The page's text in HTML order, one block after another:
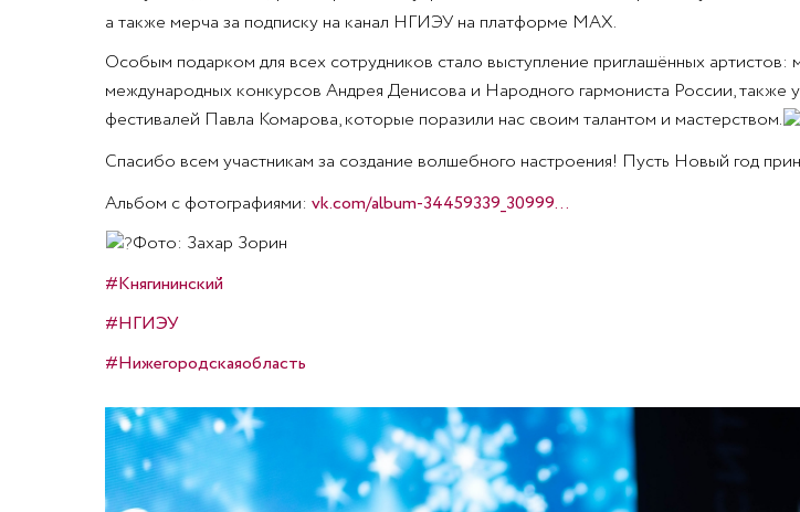
а также мерча за подписку на канал НГИЭУ на платформе МАХ.
Особым подарком для всех сотрудников стало выступление приглашённых артистов:
международных конкурсов Андрея Денисова и Народного гармониста России,
фестивалей Павла Комарова, которые поразили нас своим талантом и мастерством.
Спасибо всем участникам за создание волшебного настроения! Пусть Новый год
Альбом с фотографиями: vk.com/album-34459339_30999…
Фото: Захар Зорин
#Княгининский
#НГИЭУ
#Нижегородскаяобласть